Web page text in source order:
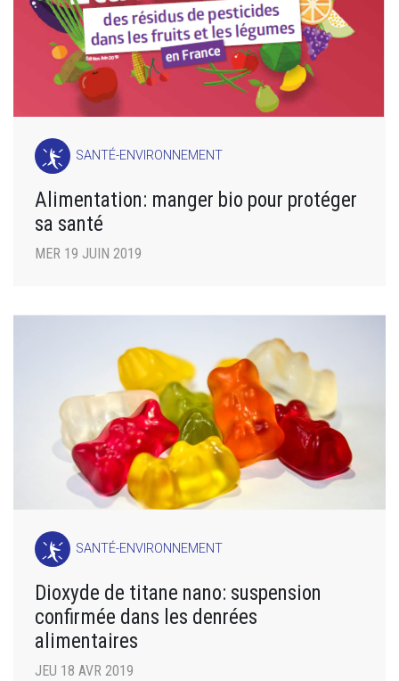
SANTÉ-ENVIRONNEMENT
Alimentation: manger bio pour protéger
sa santé
MER 19 JUIN 2019
SANTÉ-ENVIRONNEMENT
Dioxyde de titane nano: suspension
confirmée dans les denrées
alimentaires
JEU 18 AVR 2019